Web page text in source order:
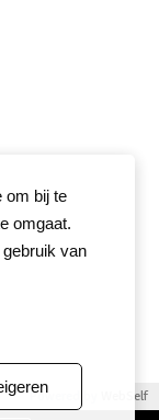
Powered by WebSelf
om bij te
omgaat.
van